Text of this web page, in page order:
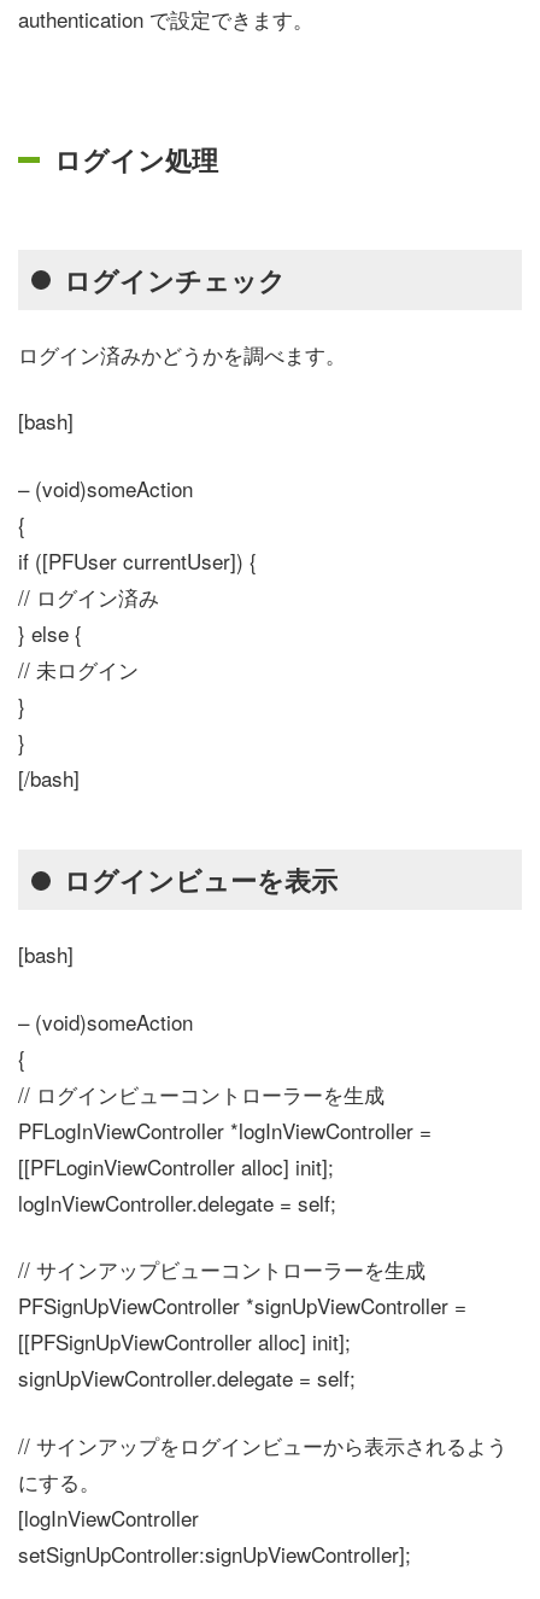
authentication で設定できます。
ログイン処理
ログインチェック
ログイン済みかどうかを調べます。
[bash]
– (void)someAction
{
if ([PFUser currentUser]) {
// ログイン済み
} else {
// 未ログイン
}
}
[/bash]
ログインビューを表示
[bash]
– (void)someAction
{
// ログインビューコントローラーを生成
PFLogInViewController *logInViewController =
[[PFLoginViewController alloc] init];
logInViewController.delegate = self;
// サインアップビューコントローラーを生成
PFSignUpViewController *signUpViewController =
[[PFSignUpViewController alloc] init];
signUpViewController.delegate = self;
// サインアップをログインビューから表示されるよう
にする。
[logInViewController
setSignUpController:signUpViewController];